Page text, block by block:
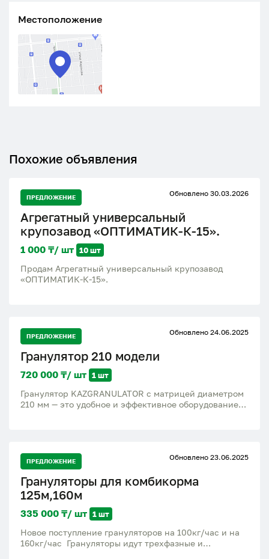
Местоположение
Похожие объявления
ПРЕДЛОЖЕНИЕ Обновлено 30.03.2026
Агрегатный универсальный
крупозавод «ОПТИМАТИК-К-15».
1 000 ₸/ шт 10 шт
Продам Агрегатный универсальный крупозавод
«ОПТИМАТИК-К-15».
ПРЕДЛОЖЕНИЕ Обновлено 24.06.2025
Гранулятор 210 модели
720 000 ₸/ шт 1 шт
Гранулятор KAZGRANULATOR с матрицей диаметром
210 мм — это удобное и эффективное оборудование
делает его отличным решением для частных
хозяйств, небольших ферм и мини-заводов.
Компактные размеры (1700×400×1400 мм) и вес 175
кг позволяют удобно разместить оборудование в
производственном помещении. Надёжный,
экономичный и простой в обслуживании, этот
гранулятор изготовлен в Китае и полностью готов к
работе. Подходит для переработки различных видов
сырья: зерно, отруби, шрот, опилки и другое. В
ПРЕДЛОЖЕНИЕ Обновлено 23.06.2025
Грануляторы для комбикорма
125м,160м
335 000 ₸/ шт 1 шт
Новое поступление грануляторов на 100кг/час и на
160кг/час Грануляторы идут трехфазные и